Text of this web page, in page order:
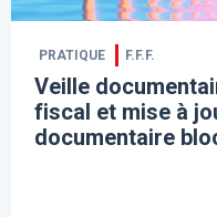
PRATIQUE F.F.F.
Veille
fiscal et mise à
documentaire